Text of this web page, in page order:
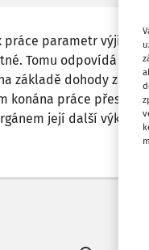
práce parametr
Tomu odpovídá i
základě dohody
konána práce přesčas
její další výkon